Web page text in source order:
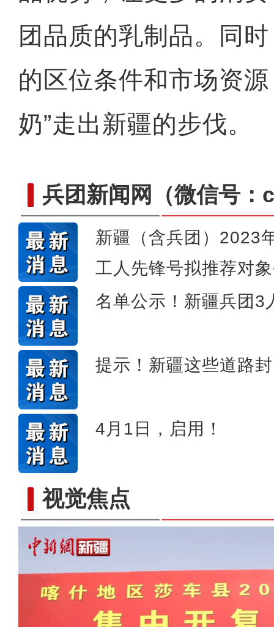
团品质的乳制品。同
的区位条件和市场资
奶”走出新疆的步伐。
兵团新闻网 （微信号
新疆（含兵团）2023
工人先锋号拟推荐对
名单公示！新疆兵团3
提示！新疆这些道路
4月1日，启用！
视觉焦点
新疆昭苏：玉湖春雪
阳春三月好风光 植树